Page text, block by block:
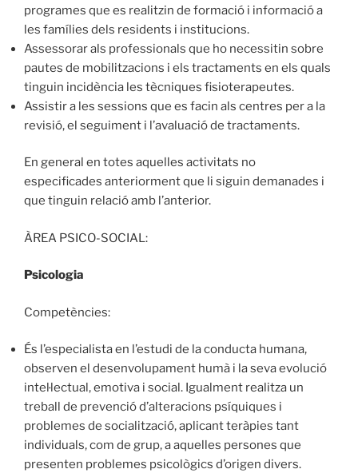
programes que es realitzin de formació i informació a
les famílies dels residents i institucions.
Assessorar als professionals que ho necessitin sobre
pautes de mobilitzacions i els tractaments en els quals
tinguin incidència les tècniques fisioterapeutes.
Assistir a les sessions que es facin als centres per a la
revisió, el seguiment i l’avaluació de tractaments.
En general en totes aquelles activitats no
especificades anteriorment que li siguin demanades i
que tinguin relació amb l’anterior.
ÀREA PSICO-SOCIAL:
Psicologia
Competències:
És l’especialista en l’estudi de la conducta humana,
observen el desenvolupament humà i la seva evolució
intel·lectual, emotiva i social. Igualment realitza un
treball de prevenció d’alteracions psíquiques i
problemes de socialització, aplicant teràpies tant
individuals, com de grup, a aquelles persones que
presenten problemes psicològics d’origen divers.